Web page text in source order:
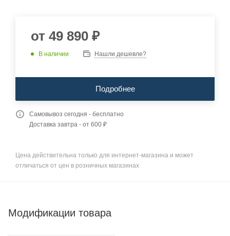
от 49 890 ₽
В наличии Нашли дешевле?
Подробнее
Самовывоз сегодня - бесплатно
Доставка завтра - от 600 ₽
Цена действительна только для интернет-магазина и может
отличаться от цен в розничных магазинах
Модификации товара